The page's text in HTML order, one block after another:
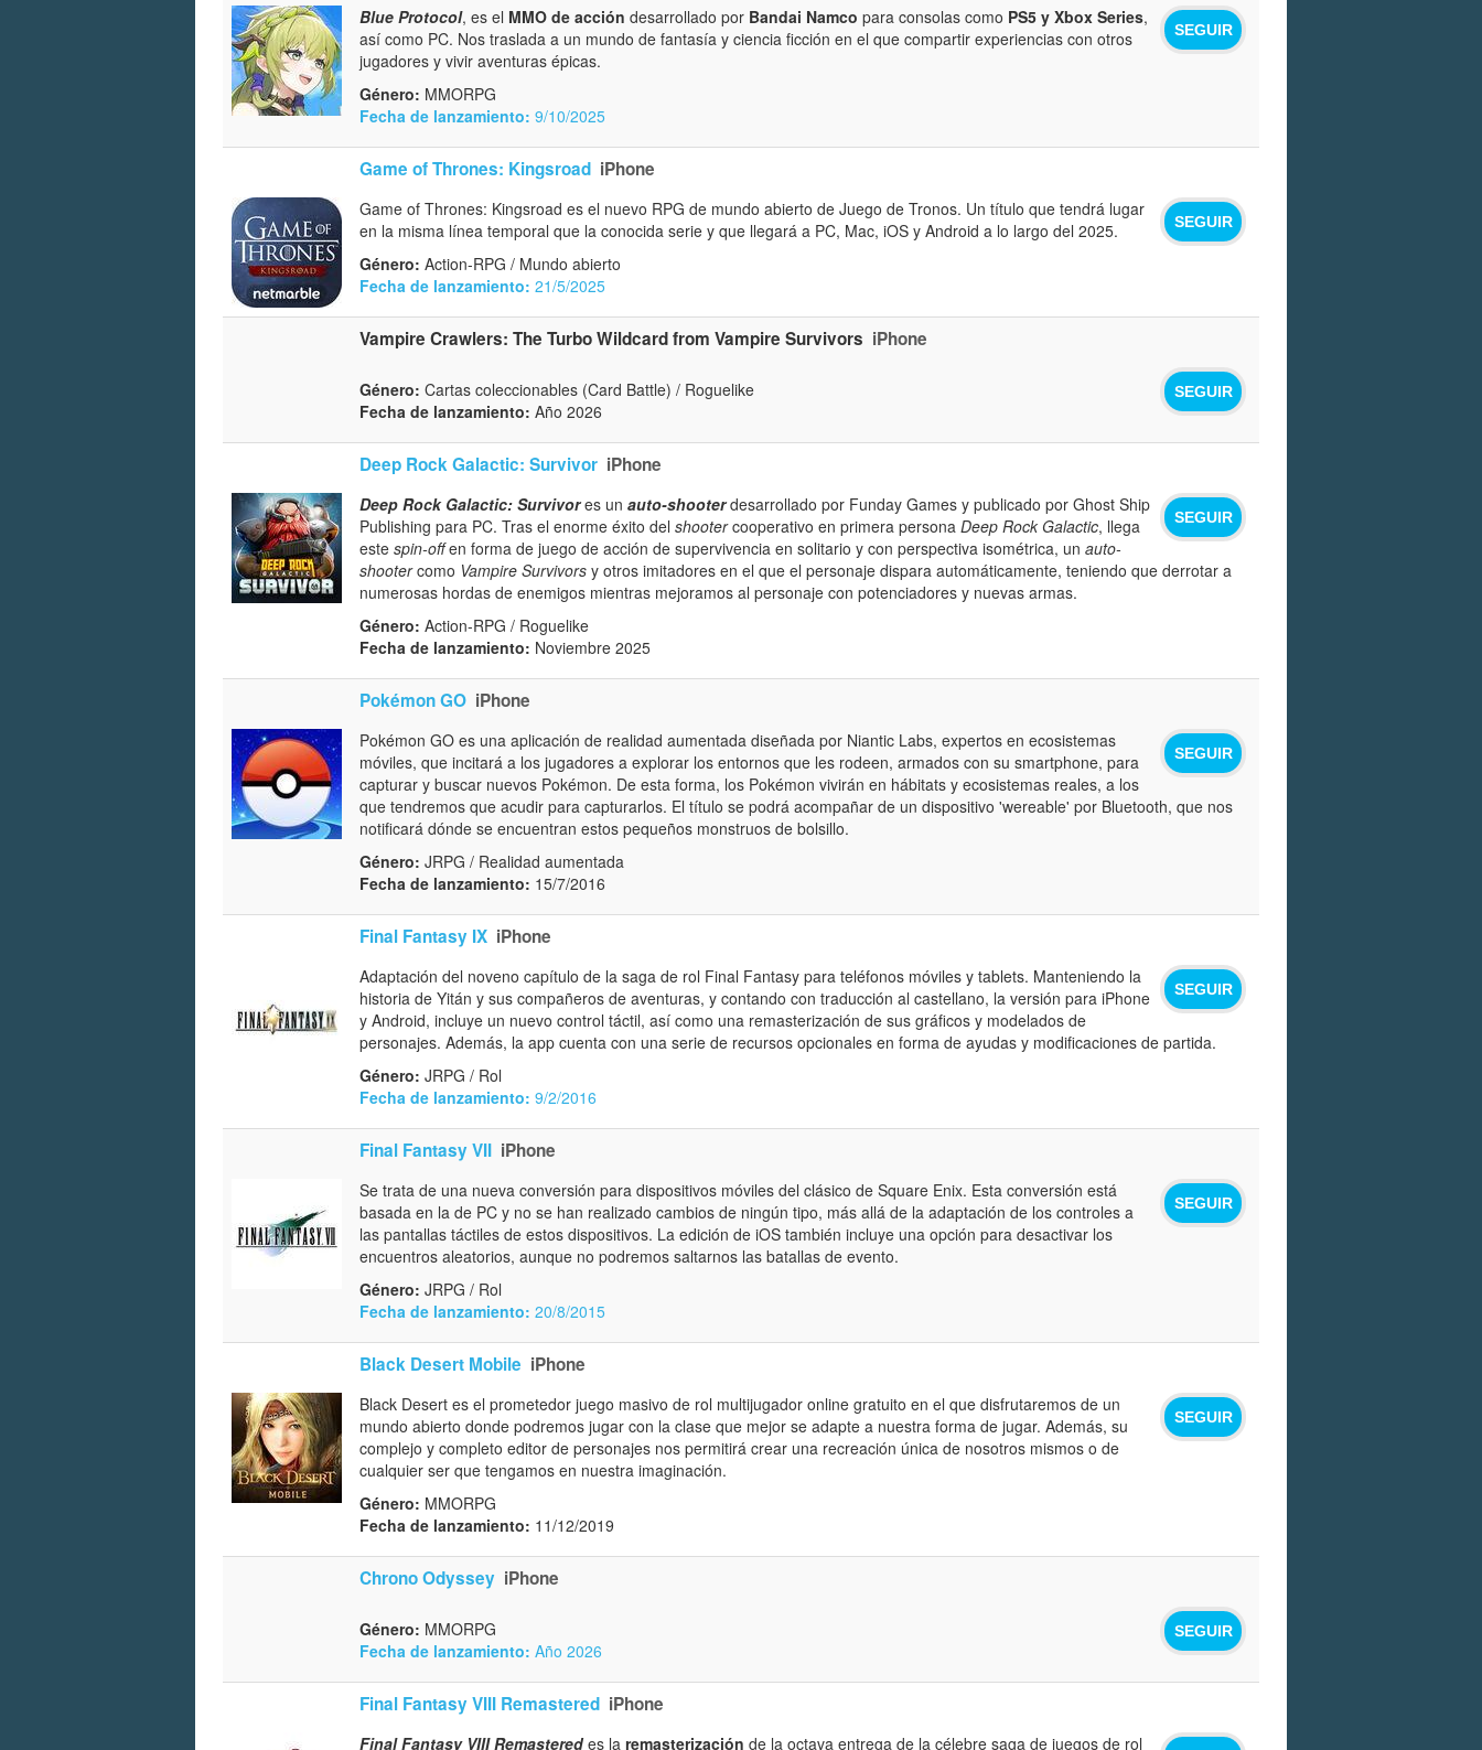
SEGUIR
Blue Protocol, es el MMO de acción desarrollado por Bandai Namco para consolas como PS5 y Xbox Series,
así como PC. Nos traslada a un mundo de fantasía y ciencia ficción en el que compartir experiencias con otros
jugadores y vivir aventuras épicas.
Género: MMORPG
Fecha de lanzamiento: 9/10/2025
Game of Thrones: Kingsroad iPhone
SEGUIR
Game of Thrones: Kingsroad es el nuevo RPG de mundo abierto de Juego de Tronos. Un título que tendrá lugar
en la misma línea temporal que la conocida serie y que llegará a PC, Mac, iOS y Android a lo largo del 2025.
Género: Action-RPG / Mundo abierto
Fecha de lanzamiento: 21/5/2025
Vampire Crawlers: The Turbo Wildcard from Vampire Survivors iPhone
SEGUIR
Género: Cartas coleccionables (Card Battle) / Roguelike
Fecha de lanzamiento: Año 2026
Deep Rock Galactic: Survivor iPhone
SEGUIR
Deep Rock Galactic: Survivores un auto-shooterdesarrollado por Funday Games y publicado por Ghost Ship
Publishing para PC. Tras el enorme éxito del shootercooperativo en primera persona Deep Rock Galactic, llega
este spin-offen forma de juego de acción de supervivencia en solitario y con perspectiva isométrica, un auto-
shootercomo Vampire Survivors y otros imitadores en el que el personaje dispara automáticamente, teniendo que derrotar a
numerosas hordas de enemigos mientras mejoramos al personaje con potenciadores y nuevas armas.
Género: Action-RPG / Roguelike
Fecha de lanzamiento: Noviembre 2025
Pokémon GO iPhone
SEGUIR
Pokémon GO es una aplicación de realidad aumentada diseñada por Niantic Labs, expertos en ecosistemas
móviles, que incitará a los jugadores a explorar los entornos que les rodeen, armados con su smartphone, para
capturar y buscar nuevos Pokémon. De esta forma, los Pokémon vivirán en hábitats y ecosistemas reales, a los
que tendremos que acudir para capturarlos. El título se podrá acompañar de un dispositivo 'wereable' por Bluetooth, que nos
notificará dónde se encuentran estos pequeños monstruos de bolsillo.
Género: JRPG / Realidad aumentada
Fecha de lanzamiento: 15/7/2016
Final Fantasy IX iPhone
SEGUIR
Adaptación del noveno capítulo de la saga de rol Final Fantasy para teléfonos móviles y tablets. Manteniendo la
historia de Yitán y sus compañeros de aventuras, y contando con traducción al castellano, la versión para iPhone
y Android, incluye un nuevo control táctil, así como una remasterización de sus gráficos y modelados de
personajes. Además, la app cuenta con una serie de recursos opcionales en forma de ayudas y modificaciones de partida.
Género: JRPG / Rol
Fecha de lanzamiento: 9/2/2016
Final Fantasy VII iPhone
SEGUIR
Se trata de una nueva conversión para dispositivos móviles del clásico de Square Enix. Esta conversión está
basada en la de PC y no se han realizado cambios de ningún tipo, más allá de la adaptación de los controles a
las pantallas táctiles de estos dispositivos. La edición de iOS también incluye una opción para desactivar los
encuentros aleatorios, aunque no podremos saltarnos las batallas de evento.
Género: JRPG / Rol
Fecha de lanzamiento: 20/8/2015
Black Desert Mobile iPhone
SEGUIR
Black Desert es el prometedor juego masivo de rol multijugador online gratuito en el que disfrutaremos de un
mundo abierto donde podremos jugar con la clase que mejor se adapte a nuestra forma de jugar. Además, su
complejo y completo editor de personajes nos permitirá crear una recreación única de nosotros mismos o de
cualquier ser que tengamos en nuestra imaginación.
Género: MMORPG
Fecha de lanzamiento: 11/12/2019
Chrono Odyssey iPhone
SEGUIR
Género: MMORPG
Fecha de lanzamiento: Año 2026
Final Fantasy VIII Remastered iPhone
Final Fantasy VIII Remasteredes la remasterización de la octava entrega de la célebre saga de juegos de rol